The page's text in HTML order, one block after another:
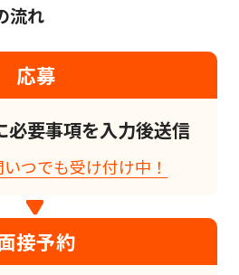
流れ
応募
必要事項を入力後送信
つでも受け付け中！
接予約